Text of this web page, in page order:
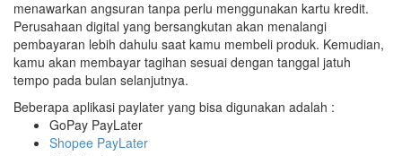
menawarkan angsuran tanpa perlu menggunakan kartu kredit.
Perusahaan digital yang bersangkutan akan menalangi
pembayaran lebih dahulu saat kamu membeli produk. Kemudian,
kamu akan membayar tagihan sesuai dengan tanggal jatuh
tempo pada bulan selanjutnya.
Beberapa aplikasi paylater yang bisa digunakan adalah :
GoPay PayLater
Shopee PayLater